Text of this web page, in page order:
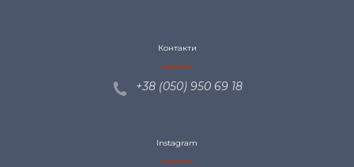
Контакти
+38 (050) 950 69 18
Instagram